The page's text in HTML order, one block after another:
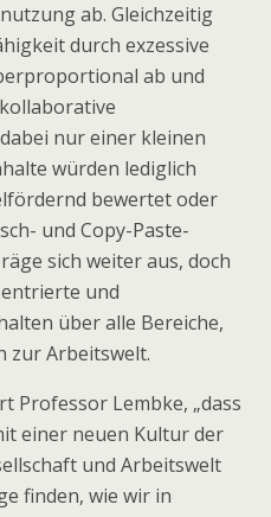
ab. Gleichzeitig
durch exzessive
ab und
nur einer kleinen
würden lediglich
bewertet oder
und Copy-Paste-
sich weiter aus, doch
und
über alle Bereiche,
zur Arbeitswelt.
Professor Lembke, „dass
einer neuen Kultur der
und Arbeitswelt
finden, wie wir in